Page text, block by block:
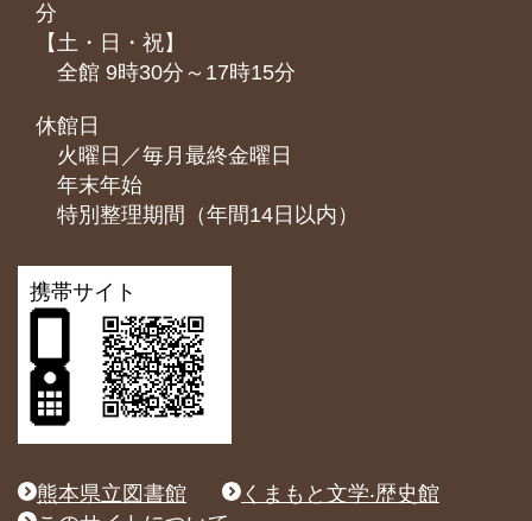
分
【土・日・祝】
全館 9時30分～17時15分
休館日
火曜日／毎月最終金曜日
年末年始
特別整理期間（年間14日以内）
携帯サイト
熊本県立図書館
くまもと文学‧歴史館